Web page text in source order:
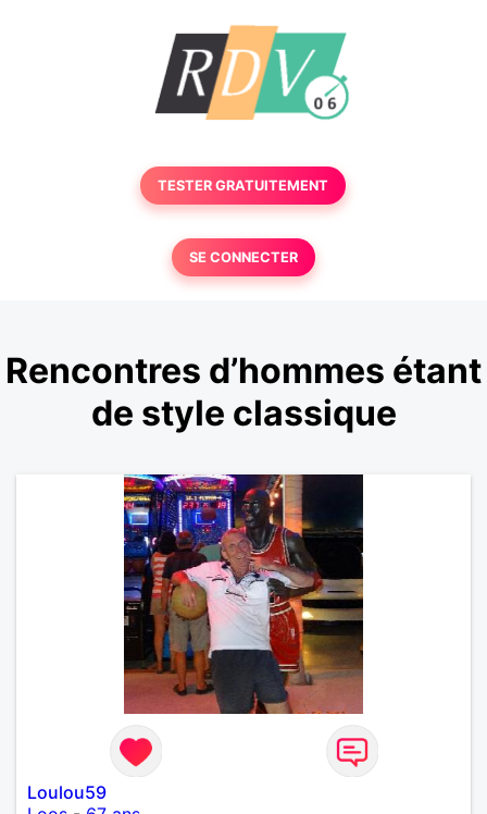
TESTER GRATUITEMENT
SE CONNECTER
Rencontres d’hommes étant
de style classique
Loulou59